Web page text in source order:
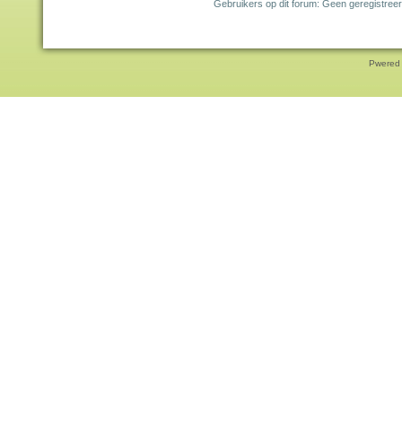
Gebruikers op dit forum: Geen